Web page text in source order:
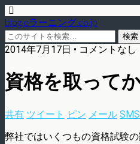
blog.eラーニング.co.jp
2014年7月17日 • コメントなし
資格を取って
共有 ツイート ピン メール SMS
弊社ではいくつもの資格試験